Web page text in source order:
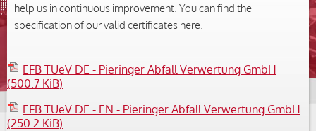
help us in continuous improvement. You can find the
specification of our valid certificates here.
EFB TUeV DE - Pieringer Abfall Verwertung GmbH
(500.7 KiB)
EFB TUeV DE - EN - Pieringer Abfall Verwertung GmbH
(250.2 KiB)